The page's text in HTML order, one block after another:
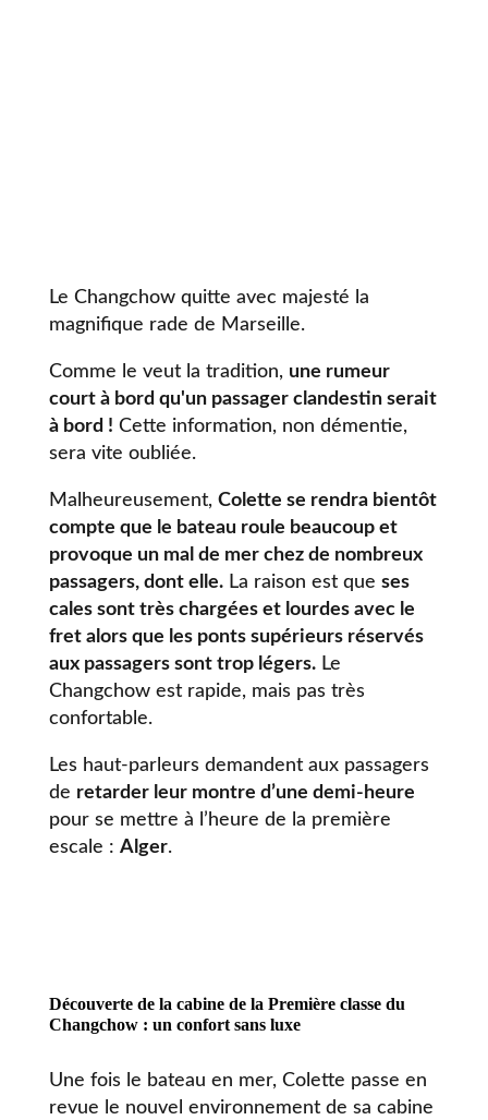
Le Changchow quitte avec majesté la
magnifique rade de Marseille.
Comme le veut la tradition, une rumeur
court à bord qu'un passager clandestin serait
à bord ! Cette information, non démentie,
sera vite oubliée.
Malheureusement, Colette se rendra bientôt
compte que le bateau roule beaucoup et
provoque un mal de mer chez de nombreux
passagers, dont elle.La raison est que ses
cales sont très chargées et lourdes avec le
fret alors que les ponts supérieurs réservés
aux passagers sont trop légers.Le
Changchow est rapide, mais pas très
confortable.
Les haut-parleurs demandent aux passagers
de retarder leur montre d’une demi-heure
pour se mettre à l’heure de la première
escale : Alger.
Découverte de la cabine de la Première classe du
Changchow : un confort sans luxe
Une fois le bateau en mer, Colette passe en
revue le nouvel environnement de sa cabine